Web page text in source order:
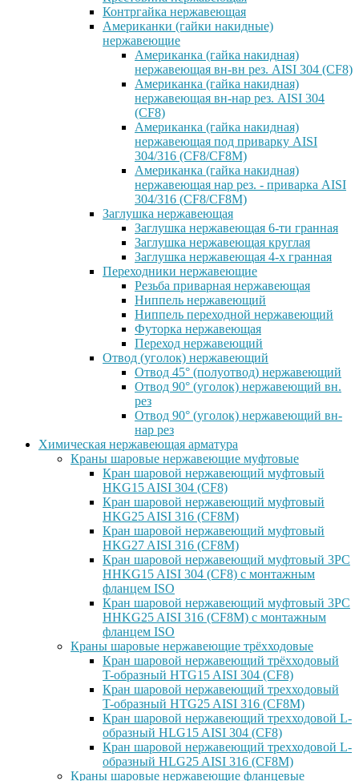
Контргайка нержавеющая
Американки (гайки накидные)
нержавеющие
Американка (гайка накидная)
нержавеющая вн-вн рез. AISI 304 (CF8)
Американка (гайка накидная)
нержавеющая вн-нар рез. AISI 304
(CF8)
Американка (гайка накидная)
нержавеющая под приварку AISI
304/316 (CF8/CF8M)
Американка (гайка накидная)
нержавеющая нар рез. - приварка AISI
304/316 (CF8/CF8M)
Заглушка нержавеющая
Заглушка нержавеющая 6-ти гранная
Заглушка нержавеющая круглая
Заглушка нержавеющая 4-х гранная
Переходники нержавеющие
Резьба приварная нержавеющая
Ниппель нержавеющий
Ниппель переходной нержавеющий
Футорка нержавеющая
Переход нержавеющий
Отвод (уголок) нержавеющий
Отвод 45° (полуотвод) нержавеющий
Отвод 90° (уголок) нержавеющий вн.
рез
Отвод 90° (уголок) нержавеющий вн-
нар рез
Химическая нержавеющая арматура
Краны шаровые нержавеющие муфтовые
Кран шаровой нержавеющий муфтовый
HKG15 AISI 304 (CF8)
Кран шаровой нержавеющий муфтовый
HKG25 AISI 316 (CF8M)
Кран шаровой нержавеющий муфтовый
HKG27 AISI 316 (CF8M)
Кран шаровой нержавеющий муфтовый 3PC
HHKG15 AISI 304 (CF8) с монтажным
фланцем ISO
Кран шаровой нержавеющий муфтовый 3PC
HHKG25 AISI 316 (CF8M) с монтажным
фланцем ISO
Краны шаровые нержавеющие трёхходовые
Кран шаровой нержавеющий трёхходовый
T-образный HTG15 AISI 304 (CF8)
Кран шаровой нержавеющий трехходовый
T-образный HTG25 AISI 316 (CF8M)
Кран шаровой нержавеющий трехходовой L-
образный HLG15 AISI 304 (CF8)
Кран шаровой нержавеющий трехходовой L-
образный HLG25 AISI 316 (CF8M)
Краны шаровые нержавеющие фланцевые